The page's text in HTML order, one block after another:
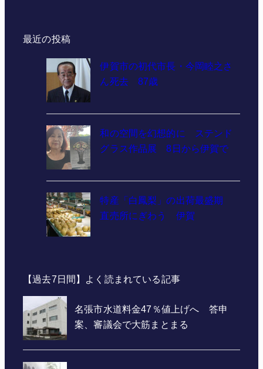
最近の投稿
伊賀市の初代市長・今岡睦之さ
ん死去 87歳
和の空間を幻想的に ステンド
グラス作品展 8日から伊賀で
特産「白鳳梨」の出荷最盛期
直売所にぎわう 伊賀
【過去7日間】よく読まれている記事